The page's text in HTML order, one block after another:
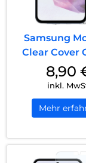
Samsung
Clear Cover
A36 5G8,90
inkl.
Mehr